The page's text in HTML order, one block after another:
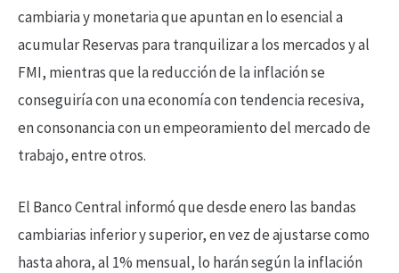
cambiaria y monetaria que apuntan en lo esencial a
acumular Reservas para tranquilizar a los mercados y al
FMI, mientras que la reducción de la inflación se
conseguiría con una economía con tendencia recesiva,
en consonancia con un empeoramiento del mercado de
trabajo, entre otros.
El Banco Central informó que desde enero las bandas
cambiarias inferior y superior, en vez de ajustarse como
hasta ahora, al 1% mensual, lo harán según la inflación